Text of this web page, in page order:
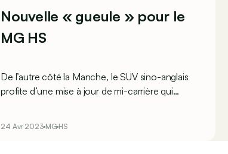
Nouvelle « gueule » pour le
MG HS
De l’autre côté la Manche, le SUV sino-anglais
profite d’une mise à jour de mi-carrière qui
24 Avr 2023 MG HS